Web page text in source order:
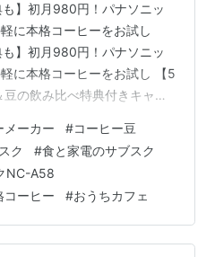
も】初月980円！パナソニッ
に本格コーヒーをお試し
も】初月980円！パナソニッ
に本格コーヒーをお試し 【5
の飲み比べ特典付きキャン
飲み比べ体験」キット どん
クNC-A58の魅力 気分に合
」と「淹れ分け」 面倒な掃
ーニング機能」 家族で嬉し
ブスクと一括購入はどっちが
メーカー #コーヒー豆
ク #食と家電のサブスク
NC-A58
コーヒー #おうちカフェ